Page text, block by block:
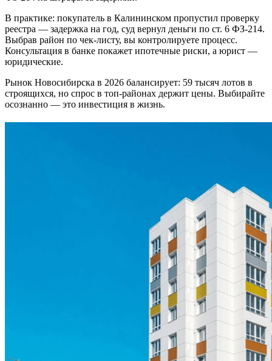
В практике: покупатель в Калининском пропустил проверку
реестра — задержка на год, суд вернул деньги по ст. 6 ФЗ-214.
Выбрав район по чек-листу, вы контролируете процесс.
Консультация в банке покажет ипотечные риски, а юрист —
юридические.
Рынок Новосибирска в 2026 балансирует: 59 тысяч лотов в
строящихся, но спрос в топ-районах держит цены. Выбирайте
осознанно — это инвестиция в жизнь.